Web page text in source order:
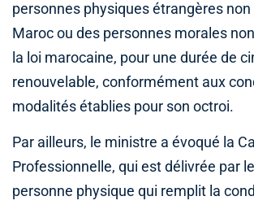
personnes physiques étrangères
Maroc ou des personnes morales
la loi marocaine, pour une durée de
renouvelable, conformément aux
modalités établies pour son octroi.
Par ailleurs, le ministre a évoqué la
Professionnelle, qui est délivrée par
personne physique qui remplit la